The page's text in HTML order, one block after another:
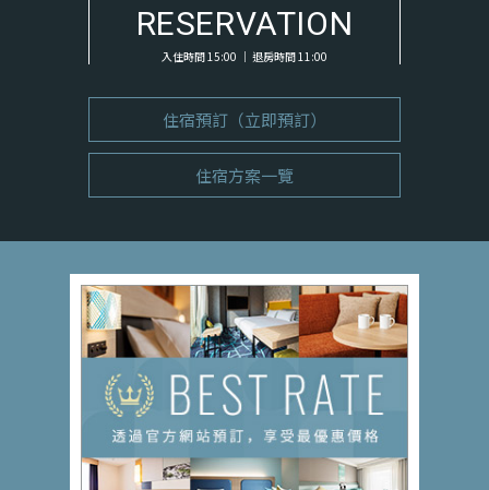
RESERVATION
入住時間 15:00 ｜ 退房時間 11:00
住宿預訂（立即預訂）
住宿方案一覽